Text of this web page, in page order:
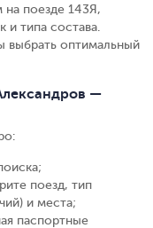
поезде 143Я,
и типа состава.
выбрать оптимальный
—
:
;
поезд, тип
и места;
паспортные